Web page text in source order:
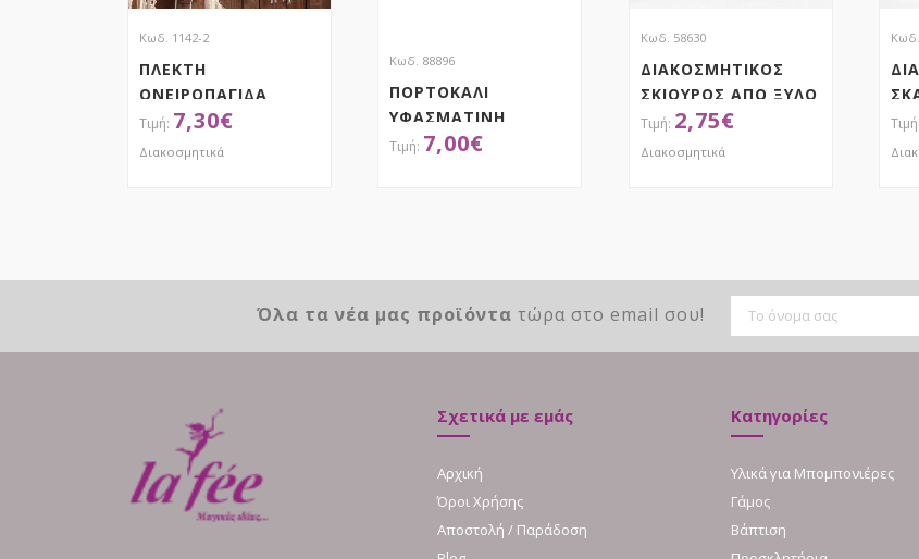
Κωδ. 1142-2
ΠΛΕΚΤΗ
ΟΝΕΙΡΟΠΑΓΙΔΑ
7,30€
Διακοσμητικά
Κωδ. 88896
ΠΟΡΤΟΚΑΛΙ
ΥΦΑΣΜΑΤΙΝΗ
ΚΟΛΟΚΥΘΑ
7,00€
Κωδ. 58630
ΔΙΑΚΟΣΜΗΤΙΚΟΣ
ΣΚΙΟΥΡΟΣ ΑΠΟ ΞΥΛΟ
& ΤΣΙΜΕΝΤΟ
2,75€
Διακοσμητικά
Όλα τα νέα μας προϊόντα τώρα στο email σου!
Σχετικά με εμάς
Αρχική
Όροι Χρήσης
Αποστολή / Παράδοση
Κατηγορίες
Υλικά για Μπομπονιέρες
Γάμος
Βάπτιση